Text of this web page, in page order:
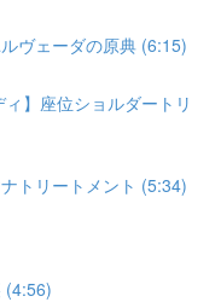
ヴェーダの原典 (6:15)
】座位ショルダートリ
トリートメント (5:34)
(4:56)